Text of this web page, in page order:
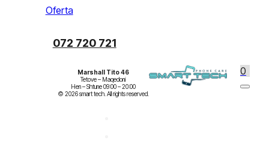
Oferta
072 720 721
Marshall Tito 46
Tetove – Maqedoni
Hen – Shtune 09:00 – 20:00
0